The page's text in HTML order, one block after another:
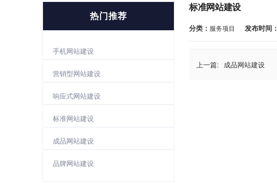
标准网站建设
分类： 服务项目 发布时间：
上一篇: 成品网站建设
热门推荐
手机网站建设
营销型网站建设
响应式网站建设
标准网站建设
成品网站建设
品牌网站建设